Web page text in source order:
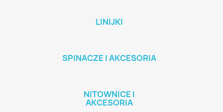
LINIJKI
SPINACZE I AKCESORIA
NITOWNICE I
AKCESORIA